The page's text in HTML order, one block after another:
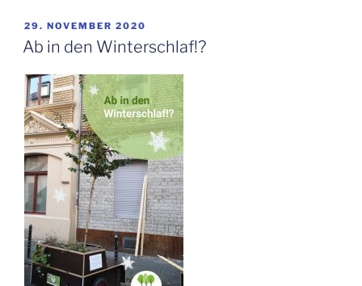
VERÖFFENTLICHT
AM
29. NOVEMBER 2020
Ab in den Winterschlaf!?